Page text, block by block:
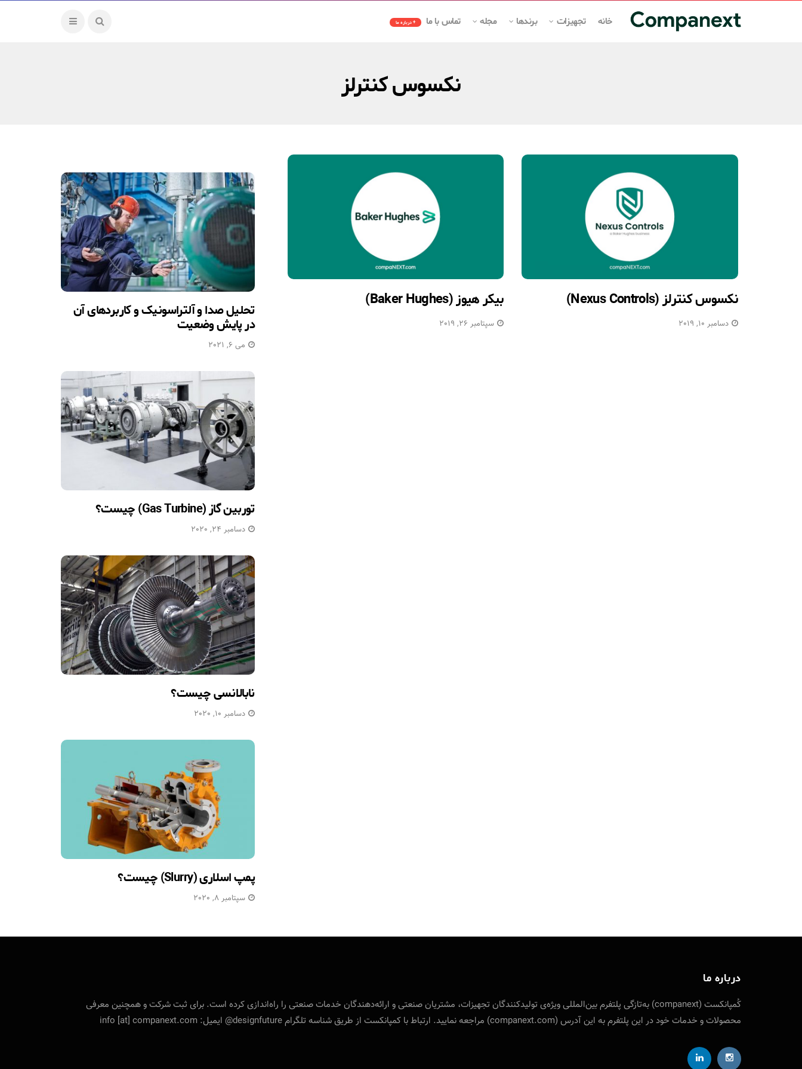
خانه تجهیزات برندها مجله تماس با ما + درباره ما
نکسوس کنترلز
نکسوس کنترلز (Nexus Controls)
دسامبر 10, 2019
بیکر هیوز (Baker Hughes)
سپتامبر 26, 2019
تحلیل صدا و آلتراسونیک و کاربردهای آن
در پایش وضعیت
می 6, 2021
توربین گاز (Gas Turbine) چیست؟
دسامبر 24, 2020
نابالانسی چیست؟
دسامبر 10, 2020
پمپ اسلاری (Slurry) چیست؟
سپتامبر 8, 2020
درباره ما
کُمپانکست (companext) به‌تازگی پلتفرم بین‌المللی ویژه‌ی تولید‌کنندگان تجهیزات، مشتریان صنعتی و ارائه‌دهندگان خدمات صنعتی را راه‌اندازی کرده است. برای ثبت شرکت و همچنین معرفی
محصولات و خدمات خود در این پلتفرم به این آدرس (companext.com) مراجعه نمایید. ارتباط با کمپانکست از طریق شناسه تلگرام designfuture@ ایمیل: info [at] companext.com